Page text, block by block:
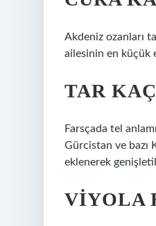
Akdeniz ozanları
ailesinin en küçük
TAR
Farsçada tel
Gürcistan ve bazı
eklenerek
VIYOLA